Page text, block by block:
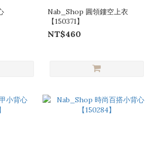
Nab_Shop 圓領鏤空上衣
【150371】
NT$460